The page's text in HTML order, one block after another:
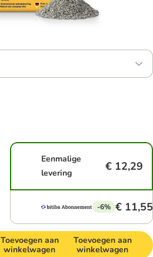
Eenmalige
levering
€ 12,29
-6% € 11,55
Toevoegen aan
winkelwagen
Toevoegen aan
winkelwagen